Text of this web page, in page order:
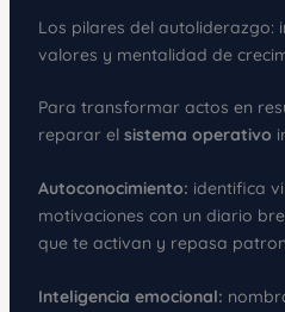
Los pilares del autoliderazgo:
valores y mentalidad de
Para transformar actos en
reparar el sistema operativo
Autoconocimiento: identifica
motivaciones con un diario
que te activan y repasa
Inteligencia emocional: